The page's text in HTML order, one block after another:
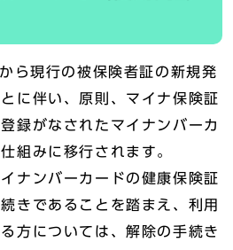
現行の被保険者証の新規発
に伴い、原則、マイナ保険証
録がなされたマイナンバーカ
組みに移行されます。
ナンバーカードの健康保険証
きであることを踏まえ、利用
方については、解除の手続き